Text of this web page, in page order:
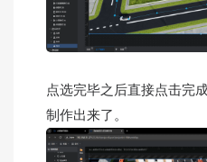
点选完毕之后直接点击完
制作出来了。